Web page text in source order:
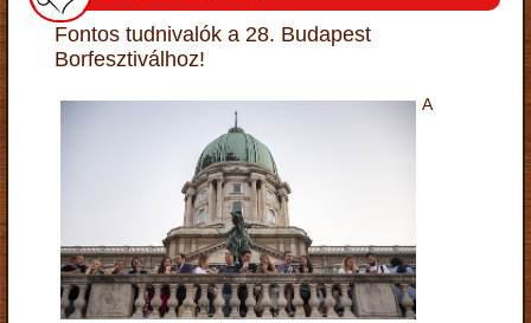
Fontos tudnivalók a 28. Budapest
Borfesztiválhoz!
A